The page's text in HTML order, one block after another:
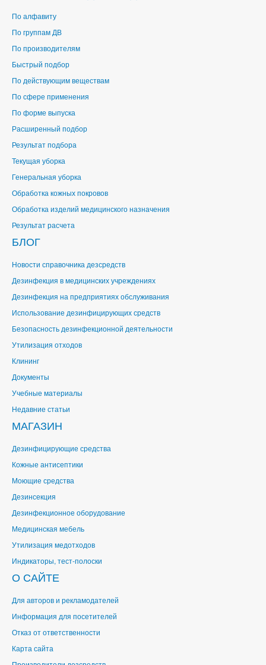
По алфавиту
По группам ДВ
По производителям
Быстрый подбор
По действующим веществам
По сфере применения
По форме выпуска
Расширенный подбор
Результат подбора
Текущая уборка
Генеральная уборка
Обработка кожных покровов
Обработка изделий медицинского назначения
Результат расчета
БЛОГ
Новости справочника дезсредств
Дезинфекция в медицинских учреждениях
Дезинфекция на предприятиях обслуживания
Использование дезинфицирующих средств
Безопасность дезинфекционной деятельности
Утилизация отходов
Клининг
Документы
Учебные материалы
Недавние статьи
МАГАЗИН
Дезинфицирующие средства
Кожные антисептики
Моющие средства
Дезинсекция
Дезинфекционное оборудование
Медицинская мебель
Утилизация медотходов
Индикаторы, тест-полоски
О САЙТЕ
Для авторов и рекламодателей
Информация для посетителей
Отказ от ответственности
Карта сайта